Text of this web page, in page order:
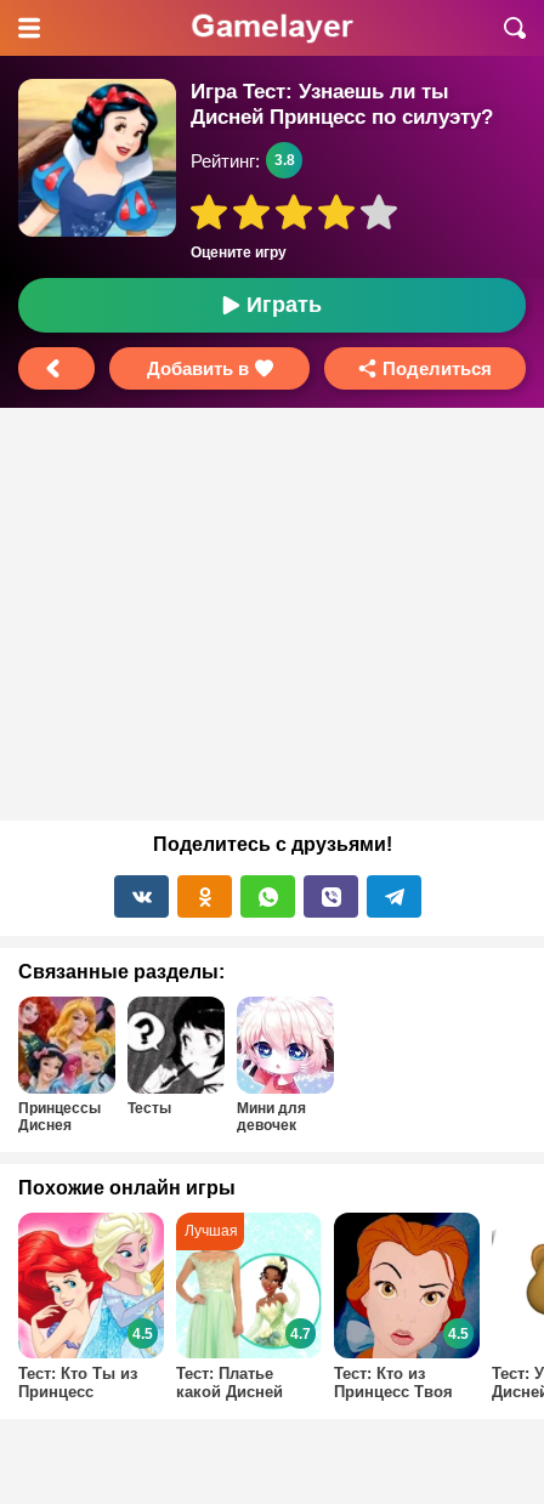
Игра Тест: Узнаешь ли ты
Дисней Принцесс по силуэту?
Оцените игру
Рейтинг: 3.8
Играть
Добавить в Поделиться
Поделитесь с друзьями!
Связанные разделы:
Принцессы
Диснея
Тесты
Мини для
девочек
Похожие онлайн игры
Тест: Кто Ты из
Принцесс
4.5
Тест: Платье
какой Дисней
4.7
Тест: Кто из
Принцесс Твоя
4.5
Тест: